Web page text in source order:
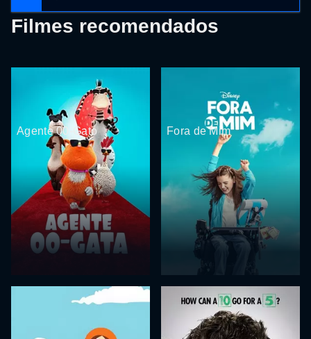
Filmes recomendados
Agente 00-Gato Fora de Mim